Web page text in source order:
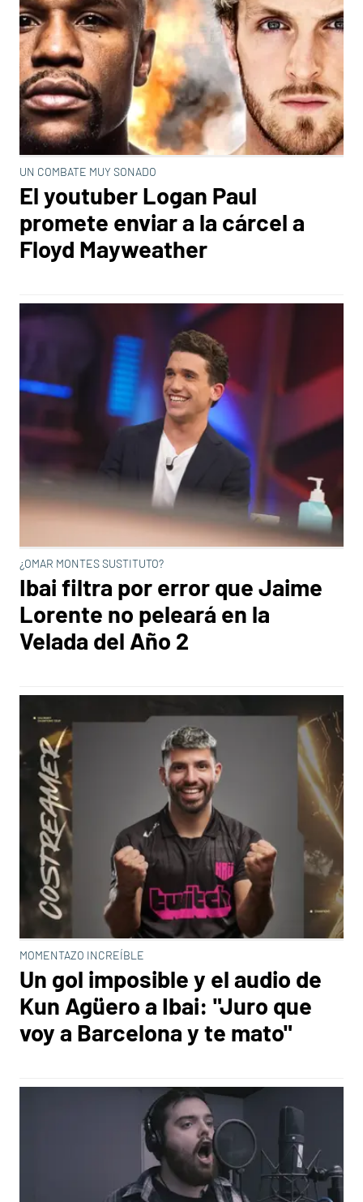
UN COMBATE MUY SONADO
El youtuber Logan Paul
promete enviar a la cárcel a
Floyd Mayweather
¿OMAR MONTES SUSTITUTO?
Ibai filtra por error que Jaime
Lorente no peleará en la
Velada del Año 2
MOMENTAZO INCREÍBLE
Un gol imposible y el audio de
Kun Agüero a Ibai: "Juro que
voy a Barcelona y te mato"